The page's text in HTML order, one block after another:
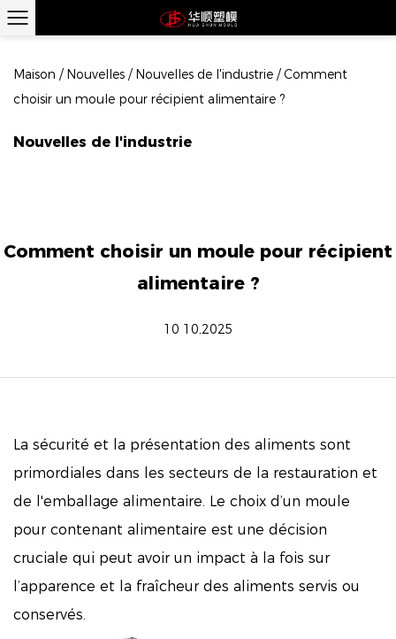
Maison / Nouvelles / Nouvelles de l'industrie /Comment
choisir un moule pour récipient alimentaire ?
Nouvelles de l'industrie
Comment choisir un moule pour récipient
alimentaire ?
10 10,2025
La sécurité et la présentation des aliments sont
primordiales dans les secteurs de la restauration et
de l'emballage alimentaire. Le choix d’un moule
pour contenant alimentaire est une décision
cruciale qui peut avoir un impact à la fois sur
l’apparence et la fraîcheur des aliments servis ou
conservés.